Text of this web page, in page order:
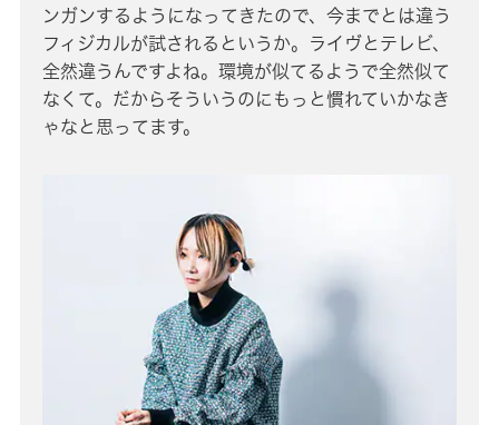
ンガンするようになってきたので、今までとは違う
フィジカルが試されるというか。ライヴとテレビ、
全然違うんですよね。環境が似てるようで全然似て
なくて。だからそういうのにもっと慣れていかなき
ゃなと思ってます。